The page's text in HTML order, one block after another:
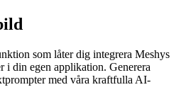
som låter dig integrera Meshys
din egen applikation. Generera
med våra kraftfulla AI-